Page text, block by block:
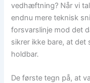
vedhæftning? Når vi
endnu mere teknisk
forsvarslinje mod det
sikrer ikke bare, at
holdbar.
De første tegn på, at